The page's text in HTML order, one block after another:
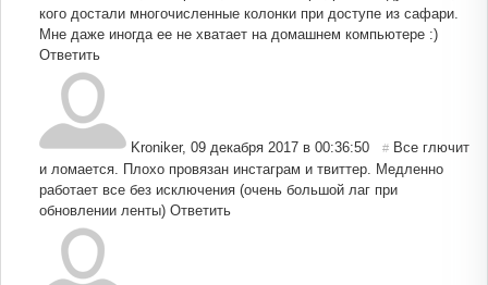
кого достали многочисленные колонки при доступе из сафари.
Мне даже иногда ее не хватает на домашнем компьютере :)
Ответить
Kroniker, 09 декабря 2017 в 00:36:50 # Все глючит
и ломается. Плохо провязан инстаграм и твиттер. Медленно
работает все без исключения (очень большой лаг при
обновлении ленты) Ответить